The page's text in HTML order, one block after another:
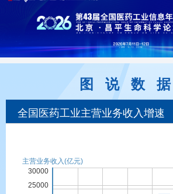
图说数据
全国医药工业主营业务收入增速